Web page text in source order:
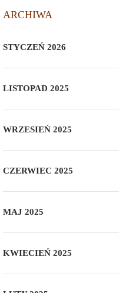
ARCHIWA
STYCZEŃ 2026
LISTOPAD 2025
WRZESIEŃ 2025
CZERWIEC 2025
MAJ 2025
KWIECIEŃ 2025